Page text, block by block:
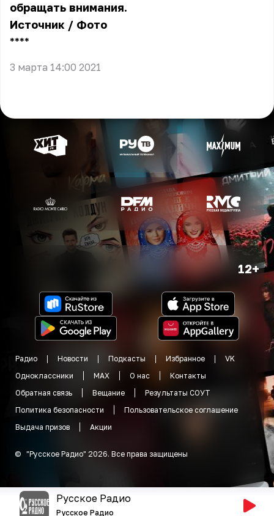
обращать внимания.
Источник / Фото
** **
3 марта 14:00 2021
12+
Радио Новости Подкасты Избранное
VK
Одноклассники
MAX О нас
Контакты
Обратная связь
Вещание
Результаты СОУТ
Политика безопасности
Пользовательское соглашение
Выдача призов
Акции
© "Русское Радио" 2026. Все права защищены
Русское Радио
Русское Радио